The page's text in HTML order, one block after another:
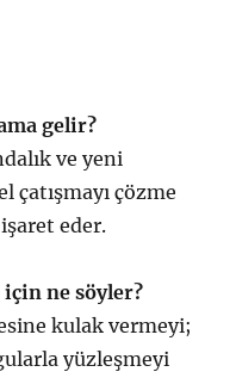
gelir?
ve yeni
çatışmayı çözme
eder.
için ne söyler?
kulak vermeyi;
yüzleşmeyi